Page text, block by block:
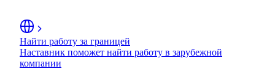
Найти работу за границей
Наставник поможет найти работу в зарубежной
компании